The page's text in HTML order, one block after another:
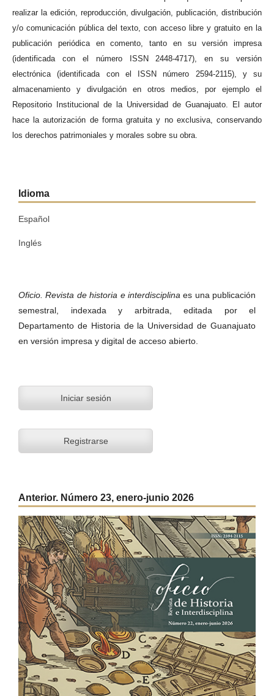
realizar la edición, reproducción, divulgación, publicación, distribución
y/o comunicación pública del texto, con acceso libre y gratuito en la
publicación periódica en comento, tanto en su versión impresa
(identificada con el número ISSN 2448-4717), en su versión
electrónica (identificada con el ISSN número 2594-2115), y su
almacenamiento y divulgación en otros medios, por ejemplo el
Repositorio Institucional de la Universidad de Guanajuato. El autor
hace la autorización de forma gratuita y no exclusiva, conservando
los derechos patrimoniales y morales sobre su obra.
Idioma
Español
Inglés
Oficio. Revista de historia e interdisciplinaes una publicación
semestral, indexada y arbitrada, editada por el
Departamento de Historia de la Universidad de Guanajuato
en versión impresa y digital de acceso abierto.
Iniciar sesión
Registrarse
Anterior. Número 23, enero-junio 2026